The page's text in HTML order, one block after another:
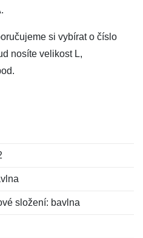
si vybírat o číslo
nosíte velikost L,
složení: bavlna